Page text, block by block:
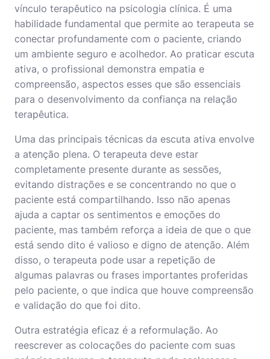
vínculo terapêutico na psicologia clínica. É uma
habilidade fundamental que permite ao terapeuta se
conectar profundamente com o paciente, criando
um ambiente seguro e acolhedor. Ao praticar escuta
ativa, o profissional demonstra empatia e
compreensão, aspectos esses que são essenciais
para o desenvolvimento da confiança na relação
terapêutica.
Uma das principais técnicas da escuta ativa envolve
a atenção plena. O terapeuta deve estar
completamente presente durante as sessões,
evitando distrações e se concentrando no que o
paciente está compartilhando. Isso não apenas
ajuda a captar os sentimentos e emoções do
paciente, mas também reforça a ideia de que o que
está sendo dito é valioso e digno de atenção. Além
disso, o terapeuta pode usar a repetição de
algumas palavras ou frases importantes proferidas
pelo paciente, o que indica que houve compreensão
e validação do que foi dito.
Outra estratégia eficaz é a reformulação. Ao
reescrever as colocações do paciente com suas